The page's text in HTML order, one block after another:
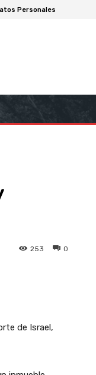
Personales
0
253
de Israel,